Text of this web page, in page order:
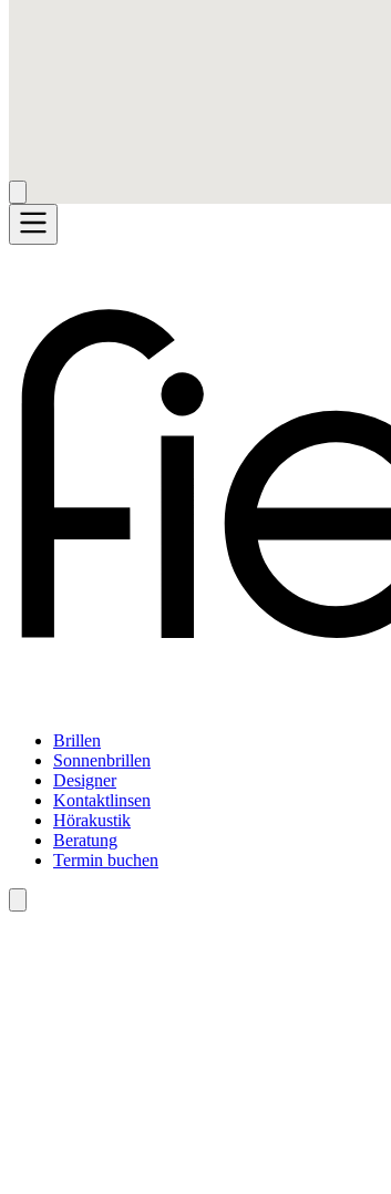
Brillen
Sonnenbrillen
Designer
Kontaktlinsen
Hörakustik
Beratung
Termin buchen